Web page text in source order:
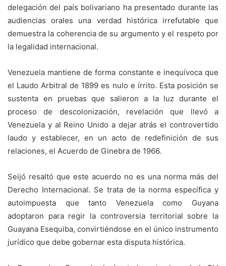
delegación del país bolivariano ha presentado durante las
audiencias orales una verdad histórica irrefutable que
demuestra la coherencia de su argumento y el respeto por
la legalidad internacional.
Venezuela mantiene de forma constante e inequívoca que
el Laudo Arbitral de 1899 es nulo e írrito. Esta posición se
sustenta en pruebas que salieron a la luz durante el
proceso de descolonización, revelación que llevó a
Venezuela y al Reino Unido a dejar atrás el controvertido
laudo y establecer, en un acto de redefinición de sus
relaciones, el Acuerdo de Ginebra de 1966.
Seijó resaltó que este acuerdo no es una norma más del
Derecho Internacional. Se trata de la norma específica y
autoimpuesta que tanto Venezuela como Guyana
adoptaron para regir la controversia territorial sobre la
Guayana Esequiba, convirtiéndose en el único instrumento
jurídico que debe gobernar esta disputa histórica.